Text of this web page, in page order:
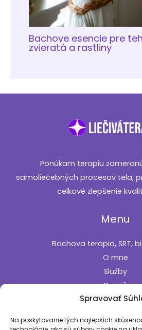
Spravovať
Na poskytovanie tých najlepších
Bachove esencie pre
zvieratá a rastliny
Ponúkam terapiu
samoliečebných procesov tela,
celkové zlepšenie
Menu
Bachova terapia, SRT,
O mne
Služby
Cenník
Kontakt